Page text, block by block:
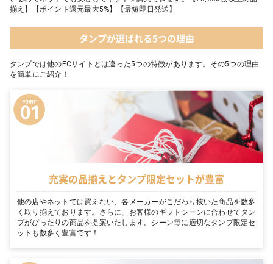
揃え】【ポイント還元最大5%】【最短即日発送】
タンプが選ばれる5つの理由
タンプでは他のECサイトとは違った5つの特徴があります。その5つの理由
を簡単にご紹介！
充実の品揃えとタンプ限定セットが豊富
他の店やネットでは買えない、各メーカーがこだわり抜いた商品を数多
く取り揃えております。さらに、お客様のギフトシーンに合わせてタン
プがぴったりの商品を提案いたします。シーン毎に適切なタンプ限定セ
ットも数多く豊富です！